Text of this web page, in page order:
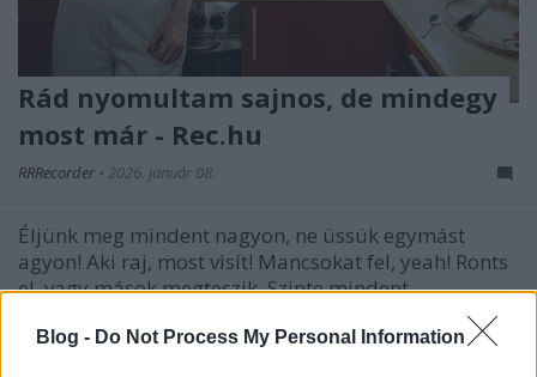
Blog - Do Not Process My Personal Information
Rád nyomultam sajnos, de mindegy
most már - Rec.hu
RRRecorder • 2026. január 08.
Éljünk meg mindent nagyon, ne üssük egymást
agyon! Aki raj, most visít! Mancsokat fel, yeah! Ronts
el, vagy mások megteszik. Szinte mindent
tönkretettem magam körül meg magamban. Happy
end-szagot én nem érzek. Megszabadulnék már a